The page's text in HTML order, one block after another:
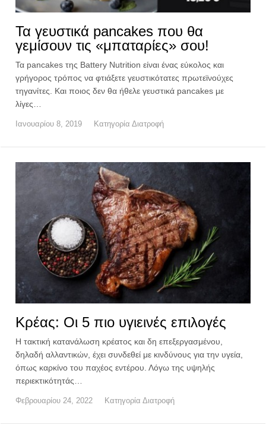
Τα γευστικά pancakes που θα
γεμίσουν τις «μπαταρίες» σου!
Τα pancakes της Battery Nutrition είναι ένας εύκολος και
γρήγορος τρόπος να φτιάξετε γευστικότατες πρωτεϊνούχες
τηγανίτες. Και ποιος δεν θα ήθελε γευστικά pancakes με
λίγες…
Ιανουαρίου 8, 2019 Κατηγορία Διατροφή
Κρέας: Οι 5 πιο υγιεινές επιλογές
Η τακτική κατανάλωση κρέατος και δη επεξεργασμένου,
δηλαδή αλλαντικών, έχει συνδεθεί με κινδύνους για την υγεία,
όπως καρκίνο του παχέος εντέρου. Λόγω της υψηλής
περιεκτικότητάς…
Φεβρουαρίου 24, 2022 Κατηγορία Διατροφή